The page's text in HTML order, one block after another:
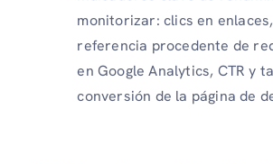
monitorizar: clics en
referencia procedente de
en Google Analytics, CTR y
conversión de la página de